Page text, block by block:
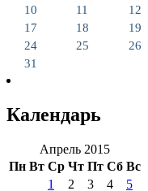
10
11 12
17
18 19
24
25 26
31
Календарь
Апрель 2015
Пн Вт Ср Чт Пт Сб Вс
1
2 3 4
5